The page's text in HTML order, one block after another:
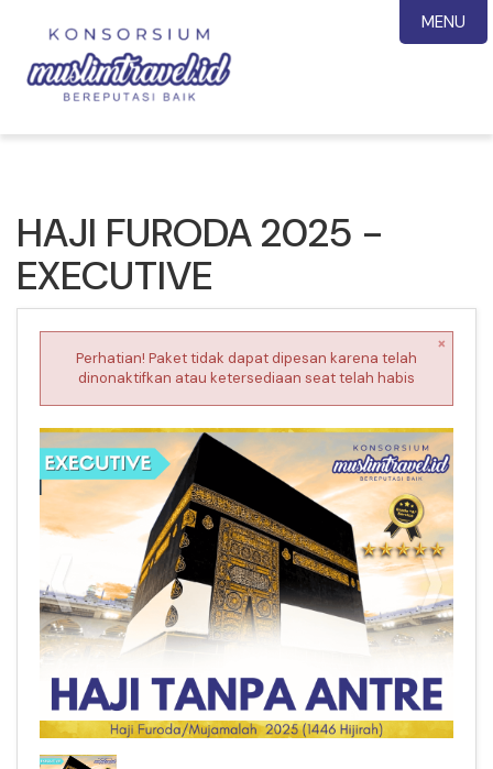
HAJI FURODA 2025 -
EXECUTIVE
Perhatian! Paket tidak dapat dipesan karena telah
dinonaktifkan atau ketersediaan seat telah habis
×
MENU